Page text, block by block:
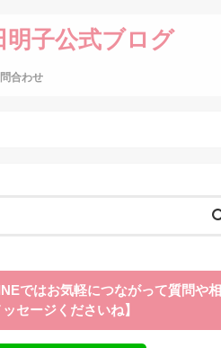
子公式ブログ
合わせ
ではお気軽につながって質問や相
セージくださいね】